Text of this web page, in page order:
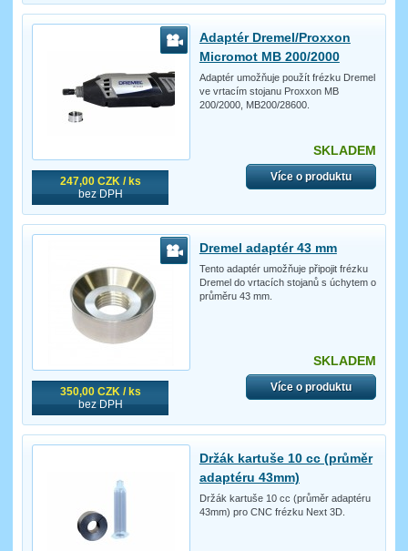
247,00 CZK / ks
bez DPH
Adaptér Dremel/Proxxon
Micromot MB 200/2000
Adaptér umožňuje použít frézku Dremel
ve vrtacím stojanu Proxxon MB
200/2000, MB200/28600.
SKLADEM
Více o produktu
350,00 CZK / ks
bez DPH
Dremel adaptér 43 mm
Tento adaptér umožňuje připojit frézku
Dremel do vrtacích stojanů s úchytem o
průměru 43 mm.
SKLADEM
Více o produktu
Držák kartuše 10 cc (průměr
adaptéru 43mm)
Držák kartuše 10 cc (průměr adaptéru
43mm) pro CNC frézku Next 3D.